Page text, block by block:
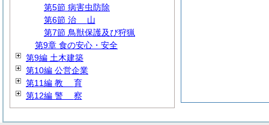
第5節 病害虫防除
第6節 治 山
第7節 鳥獣保護及び狩猟
第9章 食の安心・安全
第9編 土木建築
第10編 公営企業
第11編 教 育
第12編 警 察